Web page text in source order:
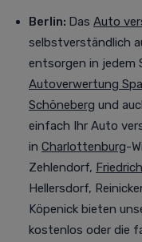
Berlin: Das Auto
selbstverständlich
entsorgen in jedem
Autoverwertung
Schöneberg und
einfach Ihr Auto
in Charlottenburg-
Zehlendorf,
Hellersdorf,
Köpenick bieten
kostenlos oder die